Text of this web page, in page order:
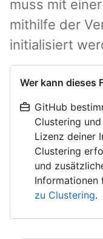
muss mit
mithilfe der
initialisiert
Wer kann dieses
GitHub
Clustering
Lizenz deiner
Clustering
und
Informationen
zu Clustering.